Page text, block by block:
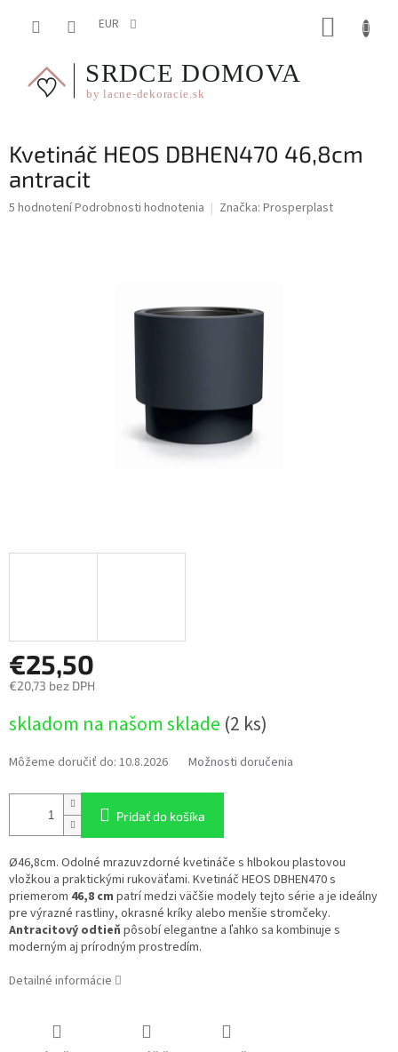
EUR
Kvetináč HEOS DBHEN470 46,8cm
antracit
Priemerné
5 hodnoteníPodrobnosti hodnotenia Značka: Prosperplast
€25,50
€20,73 bez DPH
cena:
skladom na našom sklade (2 ks)
Môžeme doručiť do: 10.8.2026 Možnosti doručenia
Pridať do košíka
Ø46,8cm. Odolné mrazuvzdorné kvetináče s hlbokou plastovou
vložkou a praktickými rukoväťami. Kvetináč HEOS DBHEN470 s
priemerom 46,8 cm patrí medzi väčšie modely tejto série a je ideálny
pre výrazné rastliny, okrasné kríky alebo menšie stromčeky.
Antracitový odtieň pôsobí elegantne a ľahko sa kombinuje s
moderným aj prírodným prostredím.
Detailné informácie